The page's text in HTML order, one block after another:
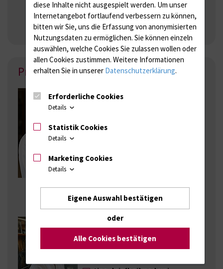
rostock.de
Präparatur
B. A. Laura Hiepe
Raum 2.12
Tina Deja
Tel.: +49 (0)381 - 494 8434
diese Inhalte nicht ausgespielt werden. Um unser
Internetangebot fortlaufend verbessern zu können,
bitten wir Sie, uns die Erfassung von anonymisierten
Nutzungsdaten zu ermöglichen. Sie können einzeln
auswählen, welche Cookies Sie zulassen wollen oder
allen Cookies zustimmen. Weitere Informationen
erhalten Sie in unserer Datenschutzerklärung.
Erforderliche Cookies
Details
Statistik Cookies
Details
Marketing Cookies
Details
Eigene Auswahl bestätigen
oder
Alle Cookies bestätigen